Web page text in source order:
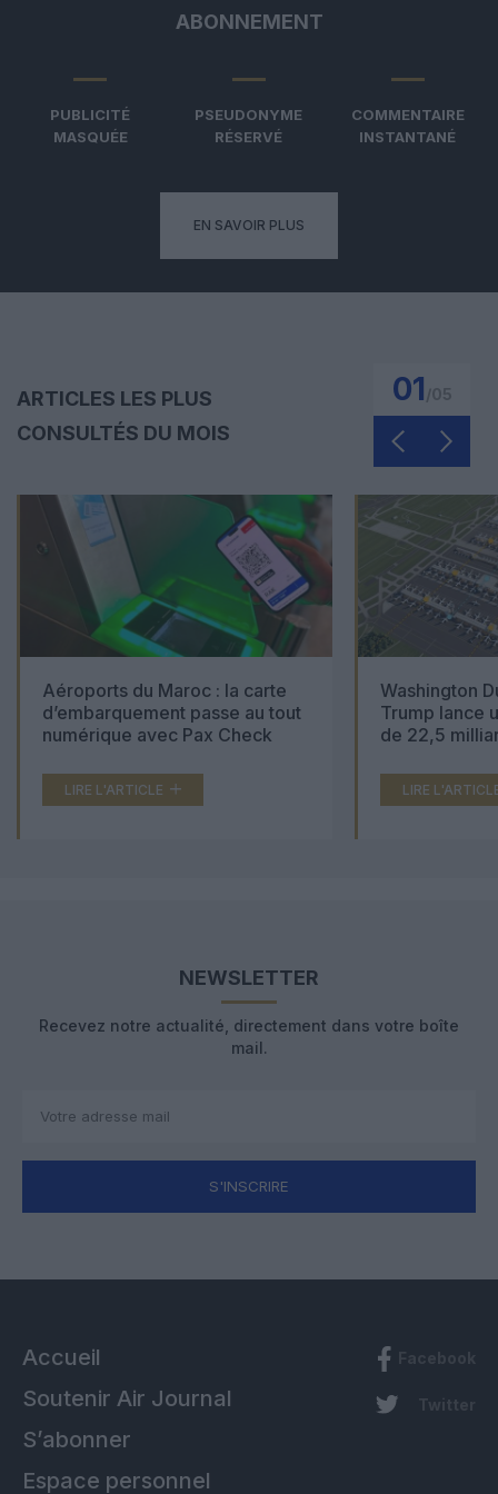
ABONNEMENT
PUBLICITÉ
MASQUÉE
PSEUDONYME
RÉSERVÉ
COMMENTAIRE
INSTANTANÉ
EN SAVOIR PLUS
ARTICLES LES PLUS
CONSULTÉS DU MOIS
01
Aéroports du Maroc : la carte
d’embarquement passe au tout
numérique avec Pax Check
LIRE L'ARTICLE
Washington
Trump lance
de 22,5
LIRE
NEWSLETTER
Recevez notre actualité, directement dans votre boîte
mail.
S'INSCRIRE
Accueil
Soutenir Air Journal
S’abonner
Espace personnel